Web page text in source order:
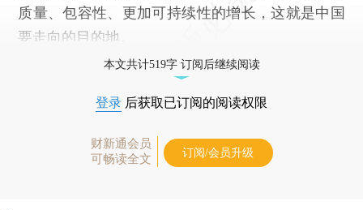
质量、包容性、更加可持续性的增长，这就是中国
要走向的目的地。
本文共计519字 订阅后继续阅读
登录 后获取已订阅的阅读权限
财新通会员
可畅读全文
订阅/会员升级